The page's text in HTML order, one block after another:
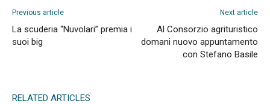
Previous article
La scuderia “Nuvolari” premia i
suoi big
Next article
Al Consorzio agrituristico
domani nuovo appuntamento
con Stefano Basile
RELATED ARTICLES